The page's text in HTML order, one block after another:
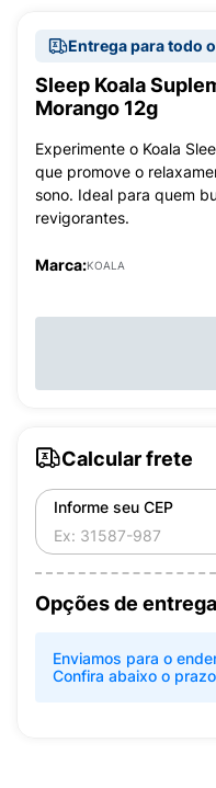
Entrega para todo
Sleep Koala
Morango 12g
Experimente o Koala
que promove o
sono. Ideal para quem
revigorantes.
Marca:KOALA
Calcular frete
Informe seu CEP
Opções de entrega
Enviamos para o
Confira abaixo o